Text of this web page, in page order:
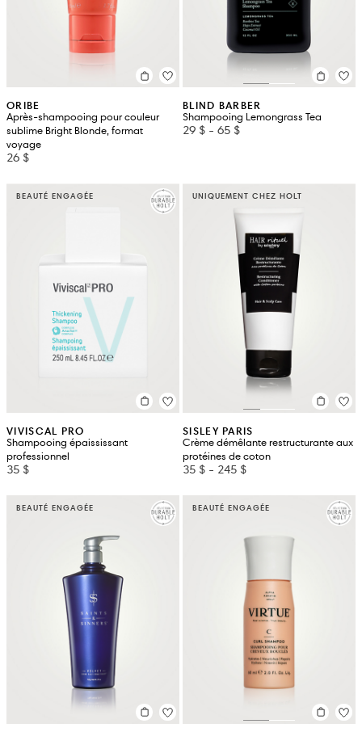
ORIBE
Après-shampooing pour couleur
sublime Bright Blonde, format
voyage
26 $
BLIND BARBER
Shampooing Lemongrass Tea
29 $ - 65 $
BEAUTÉ ENGAGÉE
VIVISCAL PRO
Shampooing épaississant
professionnel
35 $
UNIQUEMENT CHEZ HOLT
SISLEY PARIS
Crème démêlante restructurante aux
protéines de coton
35 $ - 245 $
BEAUTÉ ENGAGÉE BEAUTÉ ENGAGÉE